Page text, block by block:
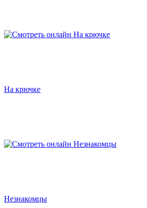
На крючке
Незнакомцы